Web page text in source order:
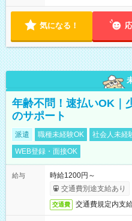
気になる！
年齢不問！速払いOK｜
のサポート
派遣 職種未経験OK 社会人未経
WEB登録・面接OK
給与
時給1200円～
交通費別途支給あり
交通費 交通費規定内支